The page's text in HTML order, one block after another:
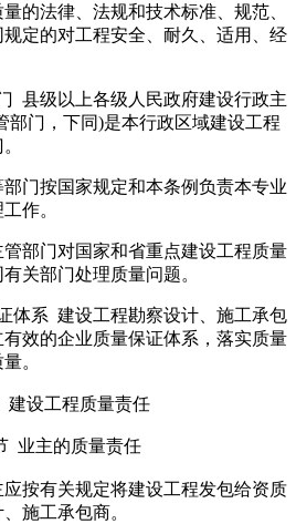
的法律、法规和技术标准、规范、
定的对工程安全、耐久、适用、经
县级以上各级人民政府建设行政主
部门，下同)是本行政区域建设工程
门按国家规定和本条例负责本专业
作。
部门对国家和省重点建设工程质量
关部门处理质量问题。
体系 建设工程勘察设计、施工承包
效的企业质量保证体系，落实质量
。
建设工程质量责任
业主的质量责任
按有关规定将建设工程发包给资质
施工承包商。